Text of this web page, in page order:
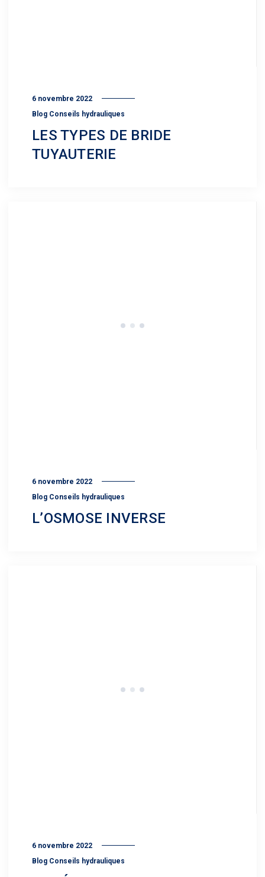
6 novembre 2022
Blog Conseils hydrauliques
LES TYPES DE BRIDE
TUYAUTERIE
6 novembre 2022
Blog Conseils hydrauliques
L’OSMOSE INVERSE
6 novembre 2022
Blog Conseils hydrauliques